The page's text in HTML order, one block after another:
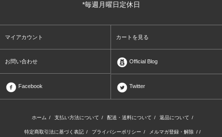
*毎週月曜日定休日
マイアカウント カートを見る
お問い合わせ Official Blog
Facebook Twitter
ホーム / 支払い方法について / 配送・送料について / 返品について /
特定商取引法に基づく表記 / プライバシーポリシー / メルマガ登録・解除 / /